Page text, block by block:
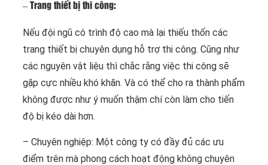
– Trang thiết bị thi công:
Nếu đội ngũ có trình độ cao mà lại thiếu thốn các
trang thiết bị chuyên dụng hỗ trợ thi công. Cũng như
các nguyên vật liệu thì chắc rằng việc thi công sẽ
gặp cực nhiều khó khăn. Và có thể cho ra thành phẩm
không được như ý muốn thậm chí còn làm cho tiến
độ bị kéo dài hơn.
– Chuyên nghiệp: Một công ty có đầy đủ các ưu
điểm trên mà phong cách hoạt động không chuyên